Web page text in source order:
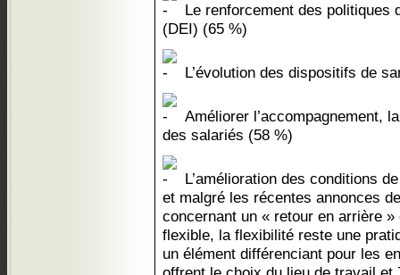
Le renforcement des politiques
(DEI) (65 %)
L’évolution des dispositifs de
Améliorer l’accompagnement,
des salariés (58 %)
L’amélioration des conditions
et malgré les récentes annonces
concernant un « retour en arrière
flexible, la flexibilité reste une
un élément différenciant pour les